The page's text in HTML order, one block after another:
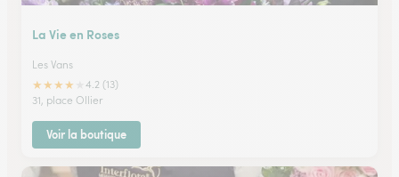
La Vie en Roses
Les Vans
★★★★
4.2 (13)
31, place Ollier
Voir la boutique